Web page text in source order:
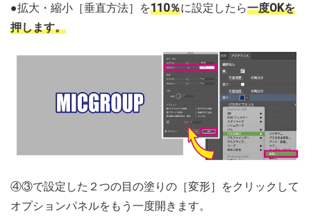
●拡大・縮小［垂直方法］を110％に設定したら一度OKを
押します。
④③で設定した２つの目の塗りの［変形］をクリックして
オプションパネルをもう一度開きます。